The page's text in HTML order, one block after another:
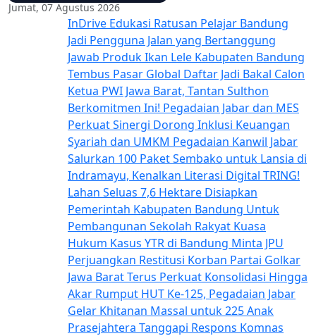
Jumat, 07 Agustus 2026
InDrive Edukasi Ratusan Pelajar Bandung
Jadi Pengguna Jalan yang Bertanggung
Jawab Produk Ikan Lele Kabupaten Bandung
Tembus Pasar Global Daftar Jadi Bakal Calon
Ketua PWI Jawa Barat, Tantan Sulthon
Berkomitmen Ini! Pegadaian Jabar dan MES
Perkuat Sinergi Dorong Inklusi Keuangan
Syariah dan UMKM Pegadaian Kanwil Jabar
Salurkan 100 Paket Sembako untuk Lansia di
Indramayu, Kenalkan Literasi Digital TRING!
Lahan Seluas 7,6 Hektare Disiapkan
Pemerintah Kabupaten Bandung Untuk
Pembangunan Sekolah Rakyat Kuasa
Hukum Kasus YTR di Bandung Minta JPU
Perjuangkan Restitusi Korban Partai Golkar
Jawa Barat Terus Perkuat Konsolidasi Hingga
Akar Rumput HUT Ke-125, Pegadaian Jabar
Gelar Khitanan Massal untuk 225 Anak
Prasejahtera Tanggapi Respons Komnas